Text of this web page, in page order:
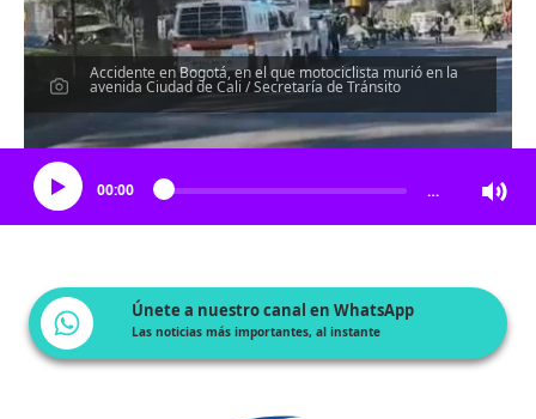
Accidente en Bogotá, en el que motociclista murió en la
avenida Ciudad de Cali / Secretaría de Tránsito
Escucha el artículo
00:00 …
Únete a nuestro canal en WhatsApp
Las noticias más importantes, al instante